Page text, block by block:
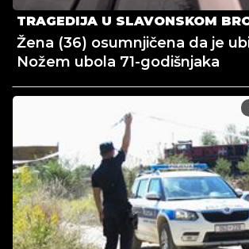
TRAGEDIJA U SLAVONSKOM
Žena (36) osumnjičena da je
Nožem ubola 71-godišnjaka